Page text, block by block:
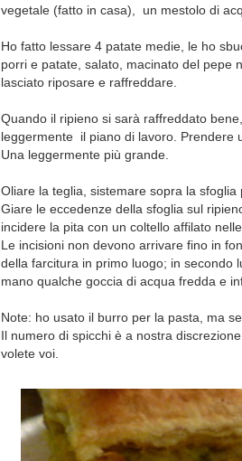
vegetale (fatto in casa), un mestolo di
Ho fatto lessare 4 patate medie, le ho
porri e patate, salato, macinato del pepe
lasciato riposare e raffreddare.
Quando il ripieno si sarà raffreddato
leggermente il piano di lavoro. Prendere
Una leggermente più grande.
Oliare la teglia, sistemare sopra la
Giare le eccedenze della sfoglia sul
incidere la pita con un coltello affilato
Le incisioni non devono arrivare fino in
della farcitura in primo luogo; in secondo
mano qualche goccia di acqua fredda e
Note: ho usato il burro per la pasta, ma
Il numero di spicchi è a nostra
volete voi.